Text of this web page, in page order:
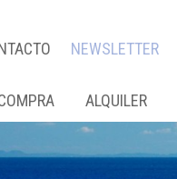
NEWSLETTER
ALQUILER